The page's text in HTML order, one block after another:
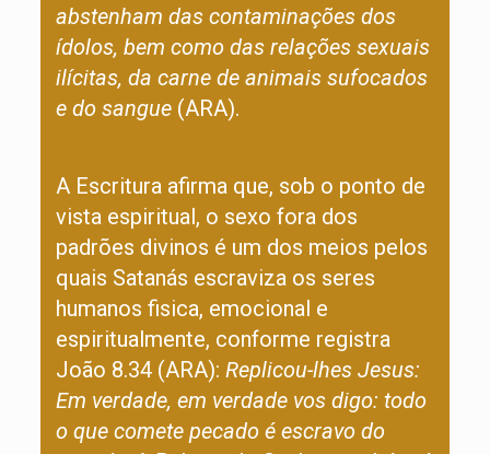
abstenham das contaminações dos
ídolos, bem como das relações sexuais
ilícitas, da carne de animais sufocados
e do sangue(ARA).
A Escritura afirma que, sob o ponto de
vista espiritual, o sexo fora dos
padrões divinos é um dos meios pelos
quais Satanás escraviza os seres
humanos fisica, emocional e
espiritualmente, conforme registra
João 8.34 (ARA): Replicou-lhes Jesus:
Em verdade, em verdade vos digo: todo
o que comete pecado é escravo do